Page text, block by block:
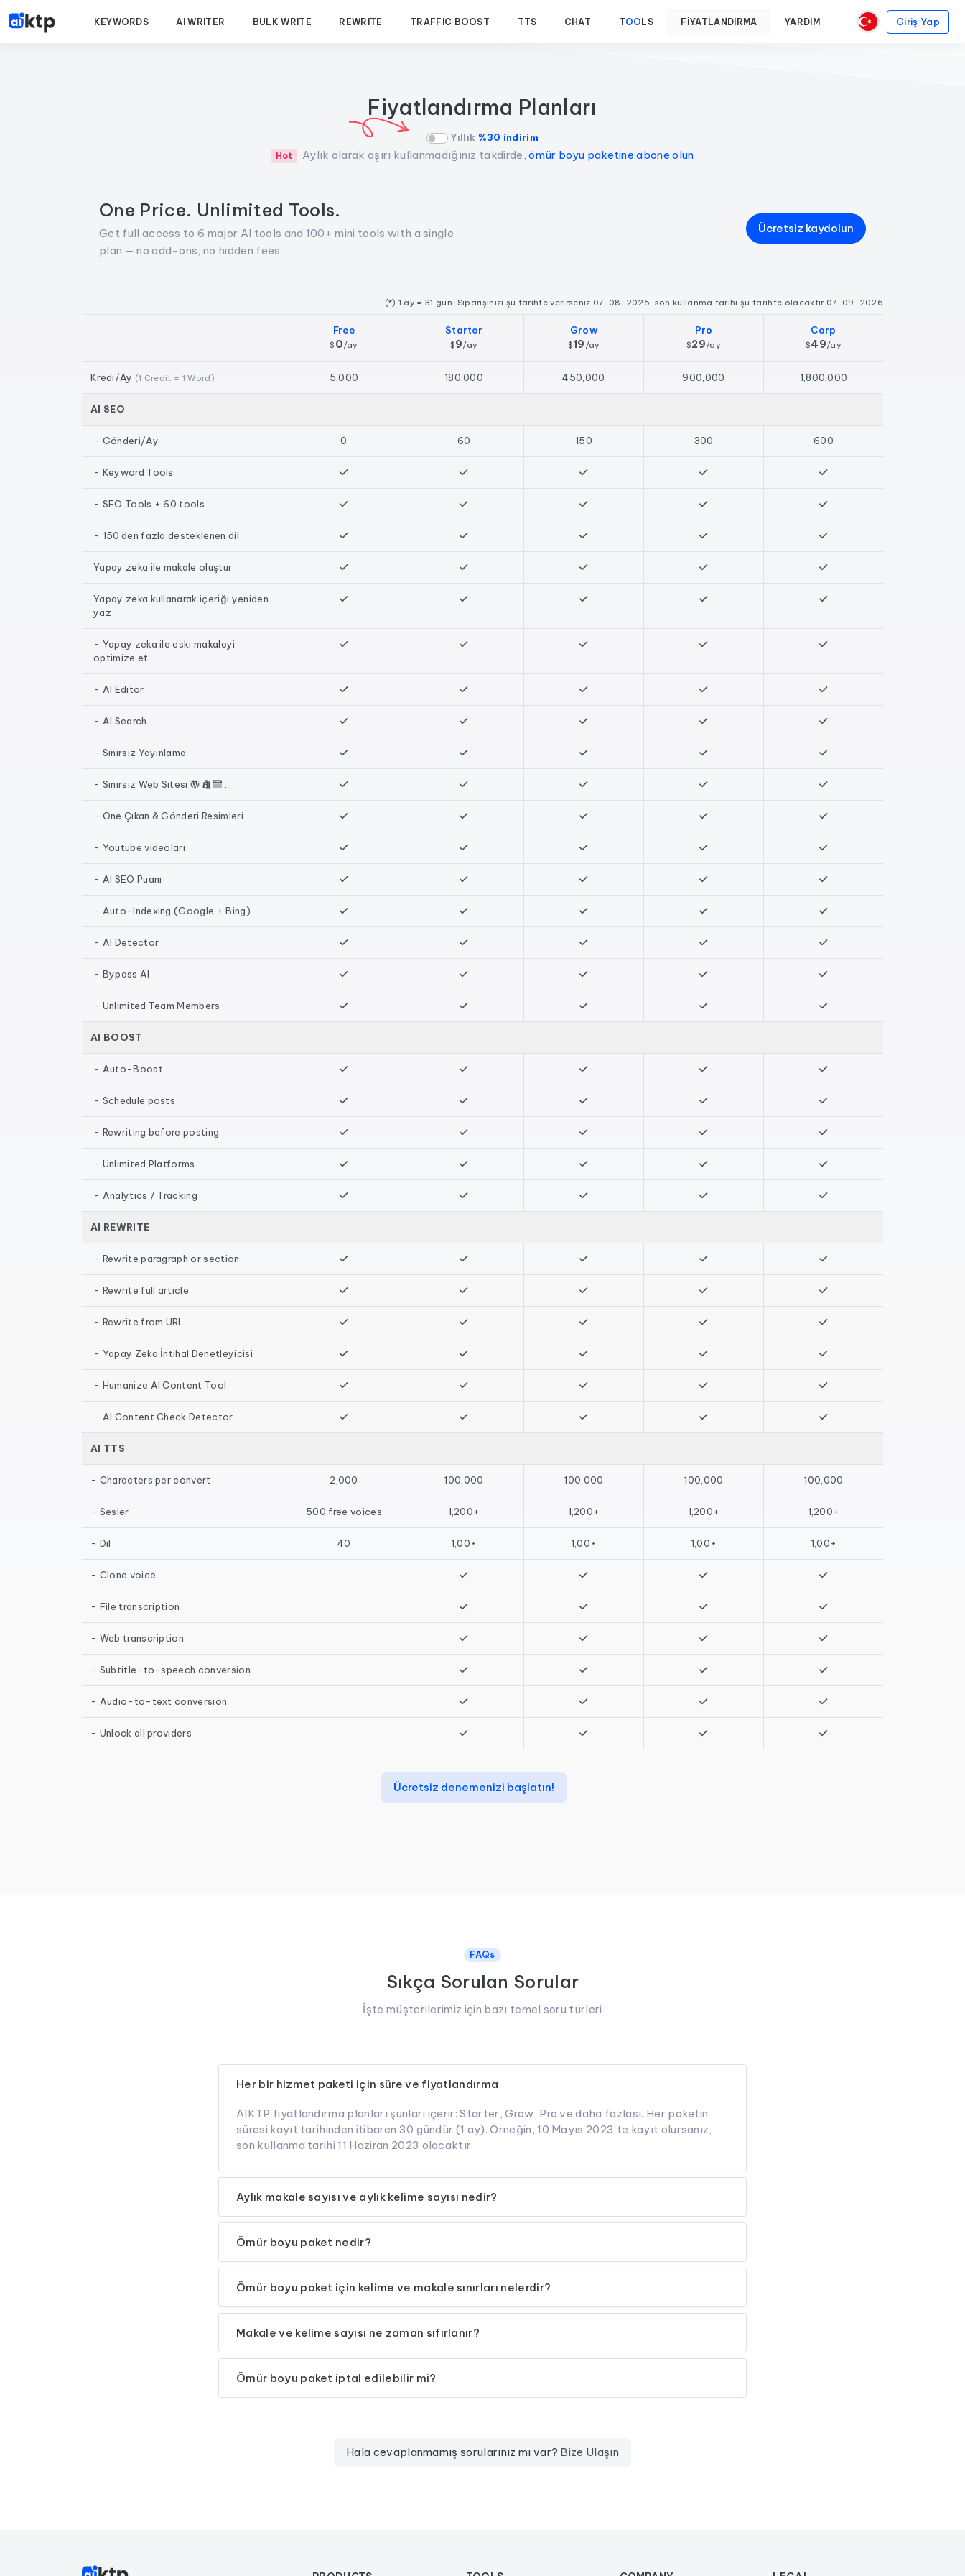
KEYWORDS AI WRITER BULK WRITE REWRITE TRAFFIC BOOST TTS CHAT TOO LS FIYATLANDIRMA YARDIM Giriş Yap
Fiyatlandırma Planları
Yıllık %30 indirim
Hot Aylık olarak aşırı kullanmadığınız takdirde,ömür boyu paketine abone olun
One Price. Unlimited Tools.
Get full access to 6 major AI tools and 100+ mini tools with a single
plan — no add-ons, no hidden fees
Ücretsiz kaydolun
(*) 1 ay = 31 gün. Siparişinizi şu tarihte verirseniz 07-08-2026, son kullanma tarihi şu tarihte olacaktır 07-09-2026
Free
$ 0/ay
Starter
$9/ay
Grow
$19 /ay
Pro
$29/ay
Corp
$49/ay
Kredi/Ay (1 Credit = 1 Word) 5,000 180,000 450,000 900,000 1,800,000
AI SEO
- Gönderi/Ay 0 60 150 300 600
- Keyword Tools
- SEO Tools + 60 tools
- 150'den fazla desteklenen dil
Yapay zeka ile makale oluştur
Yapay zeka kullanarak içeriği yeniden
yaz
- Yapay zeka ile eski makaleyi
optimize et
- AI Editor
- AI Search
- Sınırsız Yayınlama
- Sınırsız Web Sitesi
- Öne Çıkan & Gönderi Resimleri
- Youtube videoları
- AI SEO Puanı
- Auto-Indexing (Google + Bing)
- AI Detector
- Bypass AI
- Unlimited Team Members
AI BOOST
- Auto-Boost
- Schedule posts
- Rewriting before posting
- Unlimited Platforms
- Analytics / Tracking
AI REWRITE
- Rewrite paragraph or section
- Rewrite full article
- Rewrite from URL
- Yapay Zeka İntihal Denetleyicisi
- Humanize AI Content Tool
- AI Content Check Detector
AI TTS
- Characters per convert 2,000 100,000 100,000 100,000 100,000
- Sesler 500 free voices 1,200+ 1,200+ 1,200+ 1,200+
- Dil 40 1,00+ 1,00+ 1,00+ 1,00+
- Clone voice
- File transcription
- Web transcription
- Subtitle-to-speech conversion
- Audio-to-text conversion
- Unlock all providers
Ücretsiz denemenizi başlatın!
FAQs
Sıkça Sorulan Sorular
İşte müşterilerimiz için bazı temel soru türleri
Her bir hizmet paketi için süre ve fiyatlandırma
AIKTP fiyatlandırma planları şunları içerir: Starter, Grow, Pro ve daha fazlası. Her paketin
süresi kayıt tarihinden itibaren 30 gündür (1 ay). Örneğin, 10 Mayıs 2023'te kayıt olursanız,
son kullanma tarihi 11 Haziran 2023 olacaktır.
Aylık makale sayısı ve aylık kelime sayısı nedir?
Ömür boyu paket nedir?
Ömür boyu paket için kelime ve makale sınırları nelerdir?
Makale ve kelime sayısı ne zaman sıfırlanır?
Ömür boyu paket iptal edilebilir mi?
Hala cevaplanmamış sorularınız mı var? Bize Ulaşın